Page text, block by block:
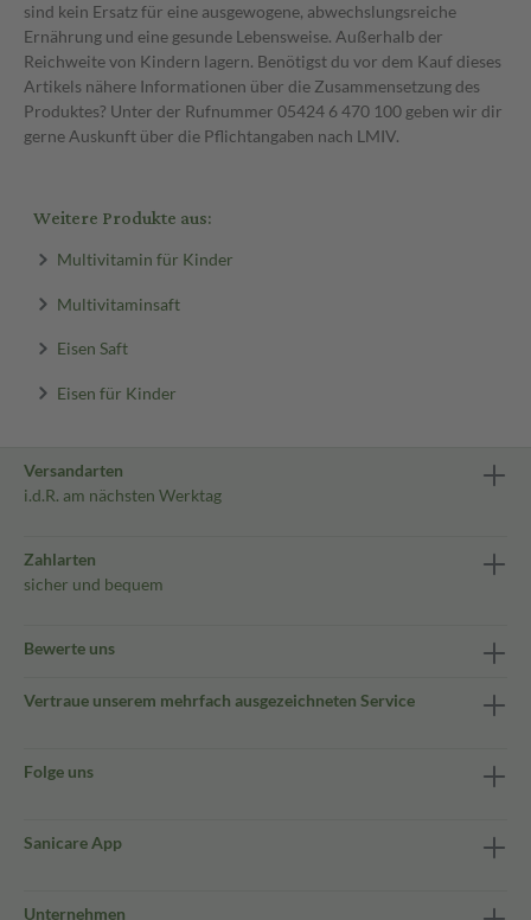
sind kein Ersatz für eine ausgewogene, abwechslungsreiche
Ernährung und eine gesunde Lebensweise. Außerhalb der
Reichweite von Kindern lagern. Benötigst du vor dem Kauf dieses
Artikels nähere Informationen über die Zusammensetzung des
Produktes? Unter der Rufnummer 05424 6 470 100 geben wir dir
gerne Auskunft über die Pflichtangaben nach LMIV.
Weitere Produkte aus:
Multivitamin für Kinder
Multivitaminsaft
Eisen Saft
Eisen für Kinder
Versandarten
i.d.R. am nächsten Werktag
Zahlarten
sicher und bequem
Bewerte uns
Vertraue unserem mehrfach ausgezeichneten Service
Folge uns
Sanicare App
Unternehmen